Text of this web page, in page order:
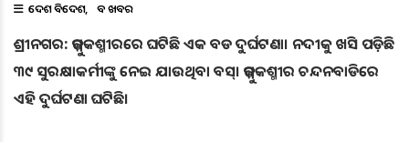
ଦେଶ ବିଦେଶ ବଡ ଖବର
ଶ୍ରୀନଗର: ଜମ୍ମୁକଶ୍ମୀରରେ ଘଟିଛି ଏକ ବଡ ଦୁର୍ଘଟଣା। ନଦୀକୁ ଖସି ପଡ଼ିଛି
୩୯ ସୁରକ୍ଷାକର୍ମୀଙ୍କୁ ନେଇ ଯାଉଥିବା ବସ୍‌। ଜମ୍ମୁକଶ୍ମୀର ଚନ୍ଦନବାଡିରେ
ଏହି ଦୁର୍ଘଟଣା ଘଟିଛି।